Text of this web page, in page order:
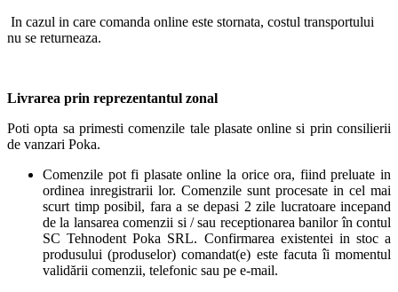
In cazul in care comanda online este stornata, costul transportului
nu se returneaza.
Livrarea prin reprezentantul zonal
Poti opta sa primesti comenzile tale plasate online si prin consilierii
de vanzari Poka.
Comenzile pot fi plasate online la orice ora, fiind preluate in
ordinea inregistrarii lor. Comenzile sunt procesate in cel mai
scurt timp posibil, fara a se depasi 2 zile lucratoare incepand
de la lansarea comenzii si / sau receptionarea banilor în contul
SC Tehnodent Poka SRL. Confirmarea existentei in stoc a
produsului (produselor) comandat(e) este facuta îi momentul
validării comenzii, telefonic sau pe e-mail.